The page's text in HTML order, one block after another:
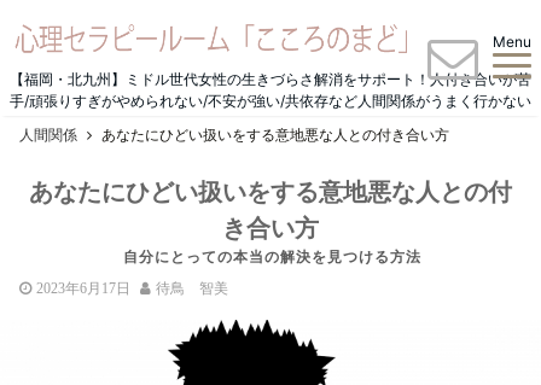
【福岡・北九州】ミドル世代女性の生きづらさ解消をサポート！人付き合いが苦
手/頑張りすぎがやめられない/不安が強い/共依存など人間関係がうまく行かない
Menu
人間関係 あなたにひどい扱いをする意地悪な人との付き合い方
あなたにひどい扱いをする意地悪な人との付
き合い方
自分にとっての本当の解決を見つける方法
2023年6月17日
待鳥 智美